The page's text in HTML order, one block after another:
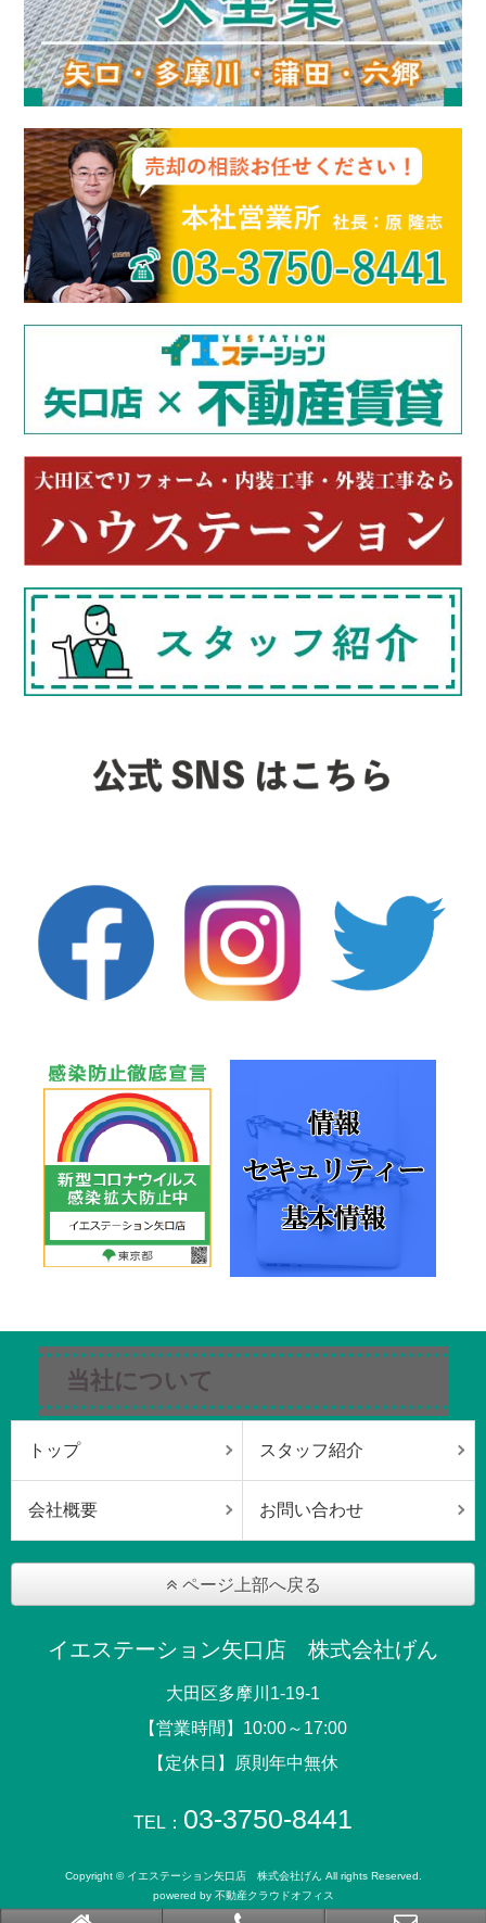
当社について
トップ スタッフ紹介
会社概要 お問い合わせ
ページ上部へ戻る
イエステーション矢口店 株式会社げん
大田区多摩川1-19-1
【営業時間】10:00～17:00
【定休日】原則年中無休
TEL： 03-3750-8441
Copyright © イエステーション矢口店 株式会社げん All rights Reserved.
powered by 不動産クラウドオフィス